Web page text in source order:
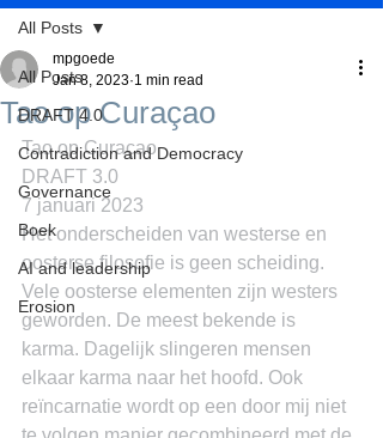
All Posts
DRAFT 4.0
Contradiction and Democracy
Governance
Boek
AI and leadership
Erosion
All Posts
Tao op Curaçao
mpgoede
Jan 8, 2023 1 min read
Tao op Curaçao
DRAFT 3.0
7 januari 2023
Het onderscheiden van westerse en
oosterse filosofie is geen scheiding.
Vele oosterse elementen zijn westers
geworden. De meest bekende is
karma. Dagelijk slingeren mensen
elkaar karma naar het hoofd. Ook
reïncarnatie wordt op een door mij niet